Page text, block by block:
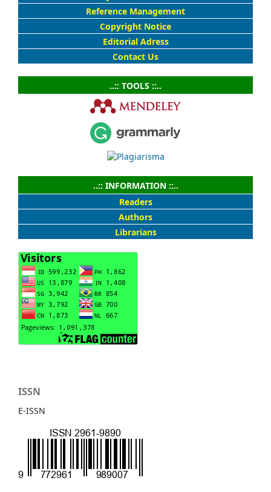
Reference Management
Copyright Notice
Editorial Adress
Contact Us
..:: TOOLS ::..
..:: INFORMATION ::..
Readers
Authors
Librarians
ISSN
E-ISSN